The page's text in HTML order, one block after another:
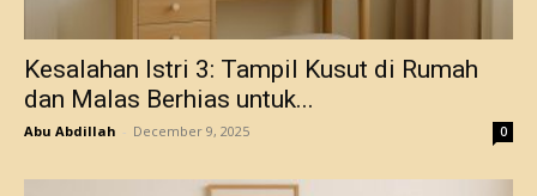
Kesalahan Istri 3: Tampil Kusut di Rumah
dan Malas Berhias untuk...
Abu Abdillah - December 9, 2025 0